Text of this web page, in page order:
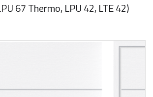
67 Thermo, LPU 42, LTE 42)